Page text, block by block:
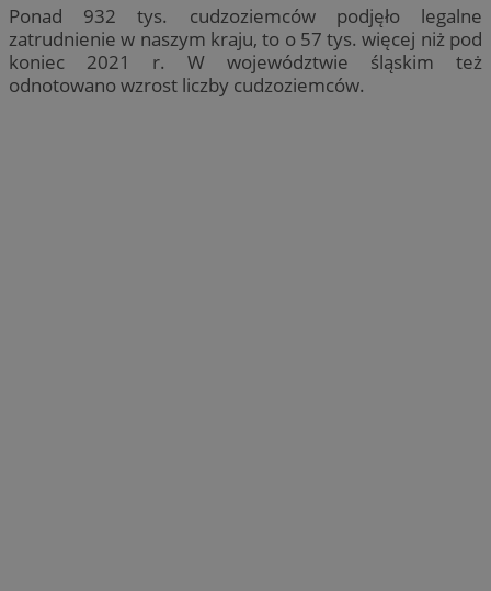
Ponad 932 tys. cudzoziemców podjęło legalne
zatrudnienie w naszym kraju, to o 57 tys. więcej niż pod
koniec 2021 r. W województwie śląskim też
odnotowano wzrost liczby cudzoziemców.